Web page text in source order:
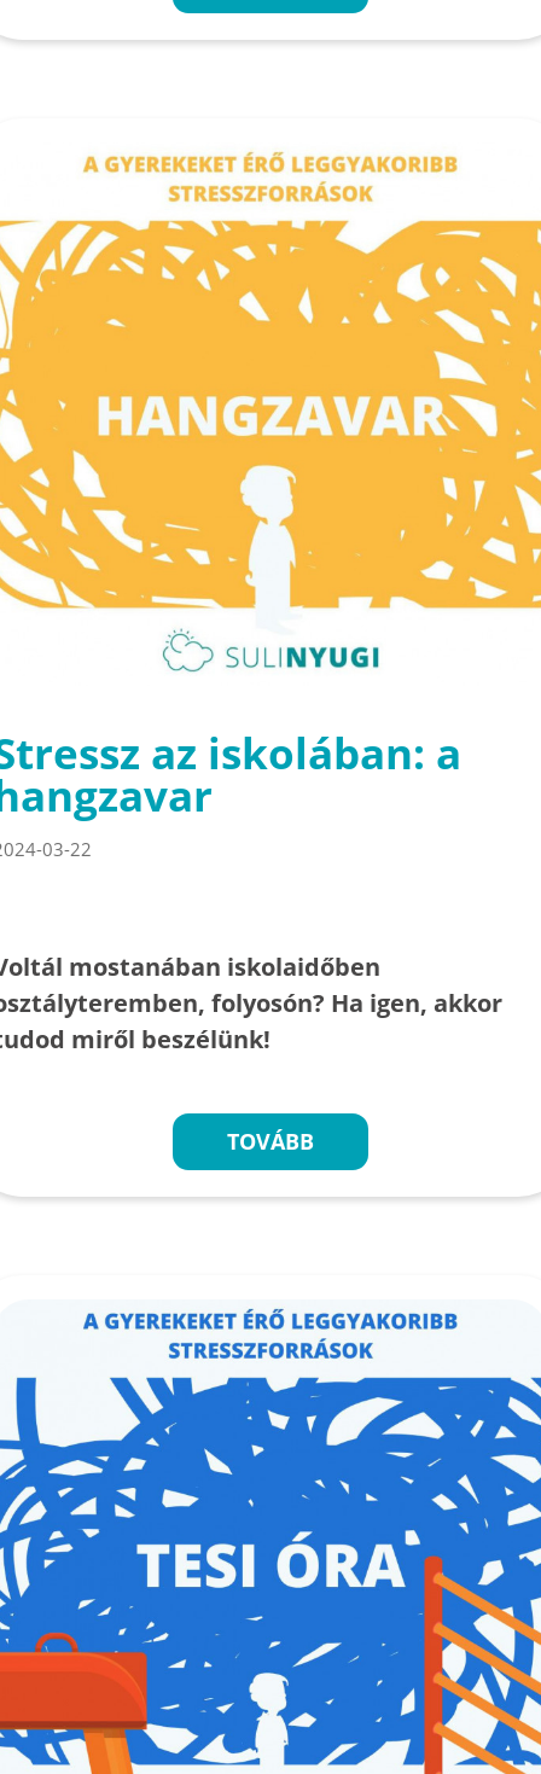
az iskolában: a
03-22
mostanában iskolaidőben
folyosón? Ha igen, akkor
miről beszélünk!
TOVÁBB